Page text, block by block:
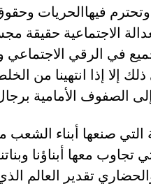
فيهاالحريات
الاجتماعية حقيقة
في الرقي
ذلك إلا إذا انتهينا من
تجاوب معها أبناؤنا
تقدير العالم